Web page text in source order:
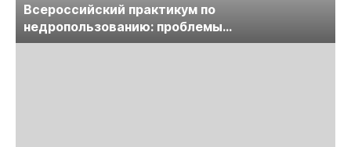
Всероссийский практикум по
недропользованию: проблемы
лицензирования, цифровизации, экспертизы